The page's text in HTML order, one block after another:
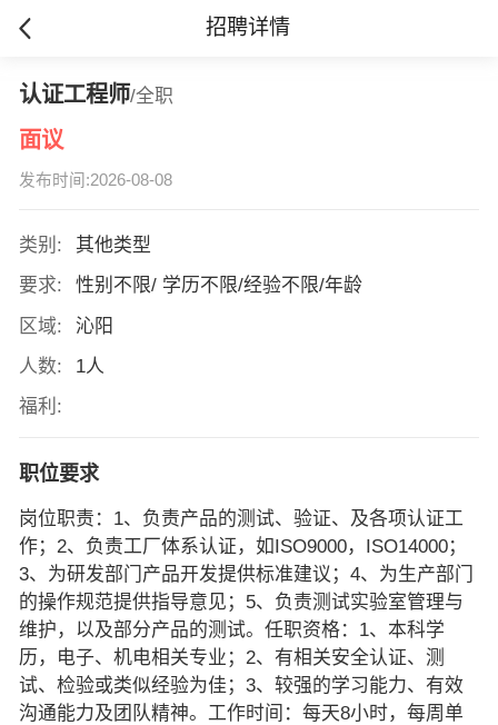
招聘详情
认证工程师/全职
面议
发布时间:2026-08-08
类别:
其他类型
要求:
性别不限/ 学历不限/经验不限/年龄
区域:
沁阳
人数:
1人
福利:
职位要求
岗位职责：1、负责产品的测试、验证、及各项认证工
作；2、负责工厂体系认证，如ISO9000，ISO14000；
3、为研发部门产品开发提供标准建议；4、为生产部门
的操作规范提供指导意见；5、负责测试实验室管理与
维护，以及部分产品的测试。任职资格：1、本科学
历，电子、机电相关专业；2、有相关安全认证、测
试、检验或类似经验为佳；3、较强的学习能力、有效
沟通能力及团队精神。工作时间：每天8小时，每周单